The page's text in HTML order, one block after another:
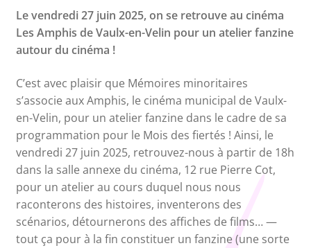
Le vendredi 27 juin 2025, on se retrouve au cinéma
Les Amphis de Vaulx-en-Velin pour un atelier fanzine
autour du cinéma !
C’est avec plaisir que Mémoires minoritaires
s’associe aux Amphis, le cinéma municipal de Vaulx-
en-Velin, pour un atelier fanzine dans le cadre de sa
programmation pour le Mois des fiertés ! Ainsi, le
vendredi 27 juin 2025, retrouvez-nous à partir de 18h
dans la salle annexe du cinéma, 12 rue Pierre Cot,
pour un atelier au cours duquel nous nous
raconterons des histoires, inventerons des
scénarios, détournerons des affiches de films… —
tout ça pour à la fin constituer un fanzine (une sorte